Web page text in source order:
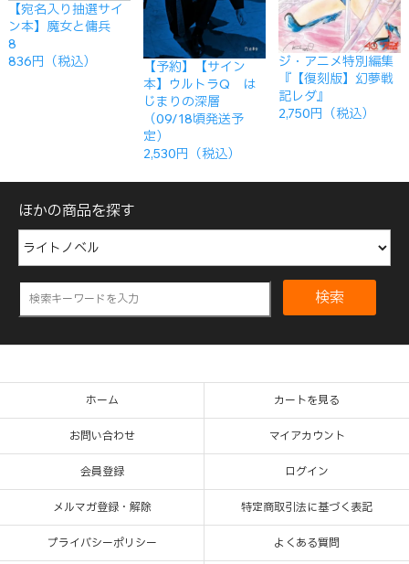
【宛名入り抽選サイ
ン本】魔女と傭兵
8
836円（税込）
【予約】【サイン
本】ウルトラQ は
じまりの深層
（09/18頃発送予
定）
2,530円（税込）
ジ・アニメ特別編集
『【復刻版】幻夢戦
記レダ』
2,750円（税込）
ほかの商品を探す
検索
ホーム カートを見る
お問い合わせ マイアカウント
会員登録 ログイン
メルマガ登録・解除 特定商取引法に基づく表記
プライバシーポリシー よくある質問